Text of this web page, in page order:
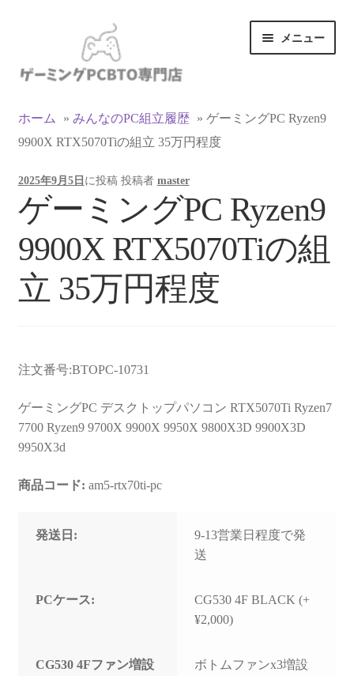
ゲ
ョ
ン
ス
キ
ッ
プ
テ
へ
ス
ッ
プ
メニュー
マイアカウント
支払い
お買い物カゴ
お買い物ガイド
ご使用時にあたって
ホーム » みんなのPC組立履歴 » ゲーミングPC Ryzen9
9900X RTX5070Tiの組立 35万円程度
2025年9月5日 に投稿 投稿者 master
ゲーミングPC Ryzen9
9900X RTX5070Tiの組
立 35万円程度
注文番号:BTOPC-10731
ゲーミングPC デスクトップパソコン RTX5070Ti Ryzen7
7700 Ryzen9 9700X 9900X 9950X 9800X3D 9900X3D
9950X3d
商品コード: am5-rtx70ti-pc
発送日:
9-13営業日程度で発
送
PCケース:
CG530 4F BLACK (+
¥2,000)
CG530 4Fファン増設
ボトムファンx3増設